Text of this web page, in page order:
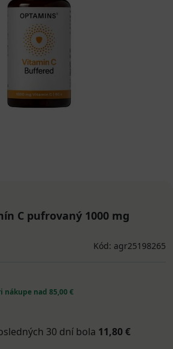
C pufrovaný 1000 mg
Kód: agr25198265
nákupe nad 85,00 €
30 dní bola 11,80 €